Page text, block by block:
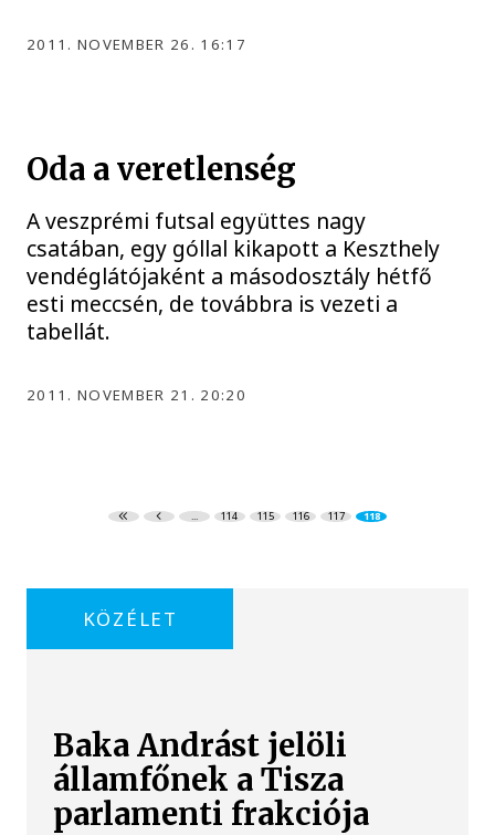
2011. NOVEMBER 26. 16:17
Oda a veretlenség
A veszprémi futsal együttes nagy
csatában, egy góllal kikapott a Keszthely
vendéglátójaként a másodosztály hétfő
esti meccsén, de továbbra is vezeti a
tabellát.
2011. NOVEMBER 21. 20:20
... 114 115 116 117 118
KÖZÉLET
Baka Andrást jelöli
államfőnek a Tisza
parlamenti frakciója